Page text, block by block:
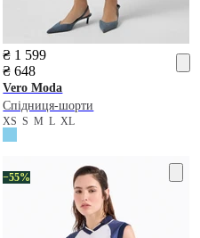
₴ 1 599
₴ 648
Vero Moda
Спідниця-шорти
XSSMLXL
−55%